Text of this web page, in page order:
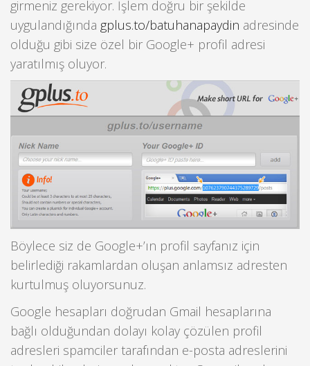
girmeniz gerekiyor. İşlem doğru bir şekilde
uygulandığında gplus.to/batuhanapaydin adresinde
olduğu gibi size özel bir Google+ profil adresi
yaratılmış oluyor.
Böylece siz de Google+’ın profil sayfanız için
belirlediği rakamlardan oluşan anlamsız adresten
kurtulmuş oluyorsunuz.
Google hesapları doğrudan Gmail hesaplarına
bağlı olduğundan dolayı kolay çözülen profil
adresleri spamciler tarafından e-posta adreslerini